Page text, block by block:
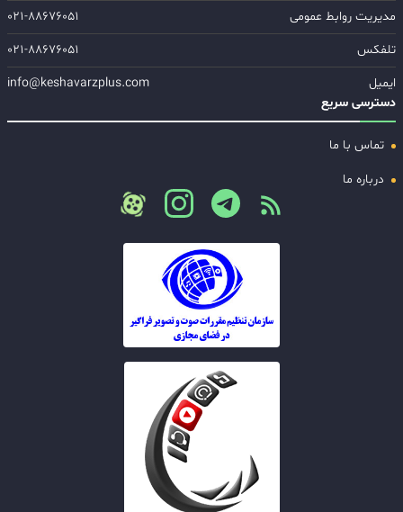
مدیریت روابط عمومی
۰۲۱-۸۸۶۷۶۰۵۱
تلفکس
۰۲۱-۸۸۶۷۶۰۵۱
ایمیل
info@keshavarzplus.com
دسترسی سریع
تماس با ما
درباره ما